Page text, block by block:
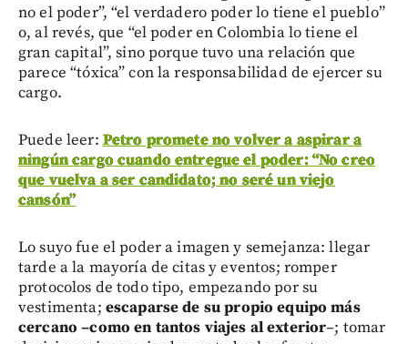
no el poder”, “el verdadero poder lo tiene el pueblo”
o, al revés, que “el poder en Colombia lo tiene el
gran capital”, sino porque tuvo una relación que
parece “tóxica” con la responsabilidad de ejercer su
cargo.
Puede leer: Petro promete no volver a aspirar a
ningún cargo cuando entregue el poder: “No creo
que vuelva a ser candidato; no seré un viejo
cansón”
Lo suyo fue el poder a imagen y semejanza: llegar
tarde a la mayoría de citas y eventos; romper
protocolos de todo tipo, empezando por su
vestimenta; escaparse de su propio equipo más
cercano –como en tantos viajes al exterior–; tomar